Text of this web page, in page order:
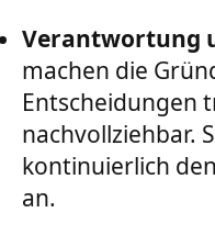
Verantwortung
machen die
Entscheidungen
nachvollziehbar.
kontinuierlich
an.